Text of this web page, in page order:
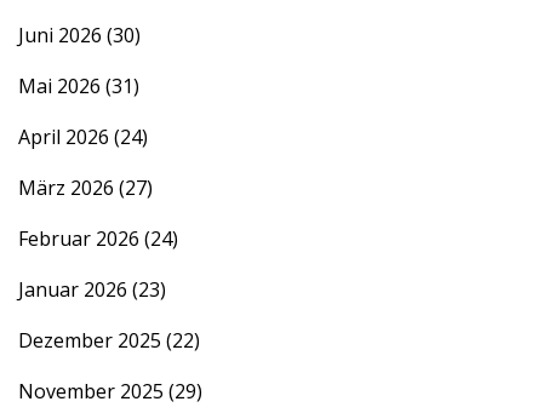
Juni 2026 (30)
Mai 2026 (31)
April 2026 (24)
März 2026 (27)
Februar 2026 (24)
Januar 2026 (23)
Dezember 2025 (22)
November 2025 (29)